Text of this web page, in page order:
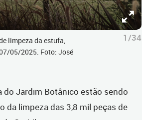
limpeza da estufa,
05/2025. Foto: José
1/34
do Jardim Botânico estão sendo
da limpeza das 3,8 mil peças de